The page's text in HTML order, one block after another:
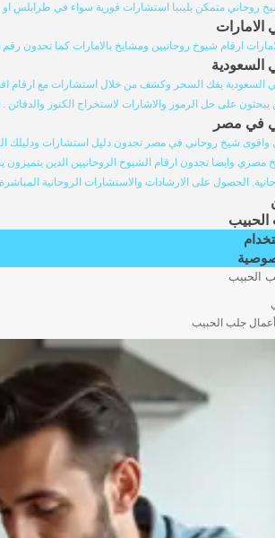
روحاني متمكن بليبيا استشارات فورية سواء في طرابلس او
ارقام شيوخ روحانيين ومشايخ بالامارات كما تحدون
السعودية
السعودية يفك السحر وكشف من خلال استشارات مع ارقام
يبحثون على حل الرموز والاشارات لاستخراج الكنوز
في مصر
شيخ روحاني في مصر تجدون دليل استشارات ودليلك
وايضا تجدون ارقام الشيوخ الروحانيين الدين
الحصول على الارشادات والاستشارات الروحانية
الحبيب
أعمال جلب الحبيب